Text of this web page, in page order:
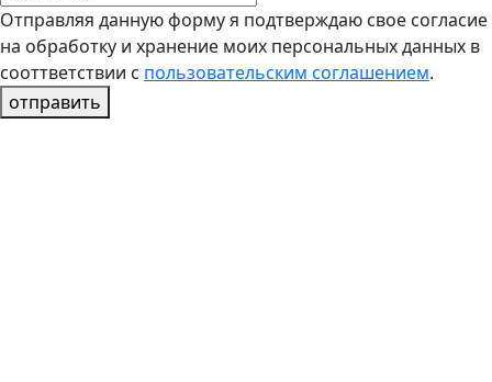
Отправляя данную форму я подтверждаю свое согласие
на обработку и хранение моих персональных данных в
сооттветствии с пользовательским соглашением.
отправить